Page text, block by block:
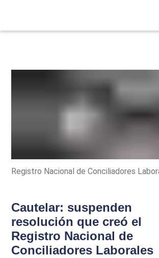
Registro Nacional de Conciliadores
Cautelar: suspenden
resolución que creó el
Registro Nacional de
Conciliadores Laborales